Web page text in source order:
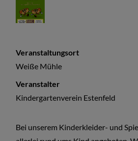
Bei unserem Kinderkleider- und
Veranstaltungsort
Weiße Mühle
Veranstalter
Kindergartenverein Estenfeld